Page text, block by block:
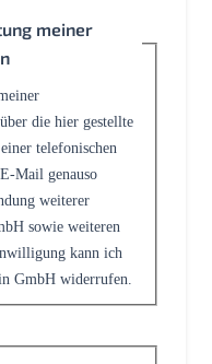
meiner
die hier gestellte
telefonischen
Mail genauso
weiterer
sowie weiteren
kann ich
GmbH widerrufen.